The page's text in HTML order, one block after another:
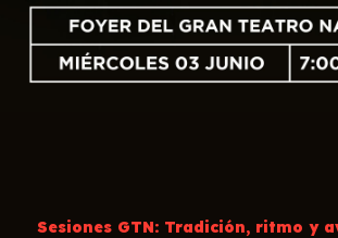
Sesiones GTN: Tradición, ritmo y